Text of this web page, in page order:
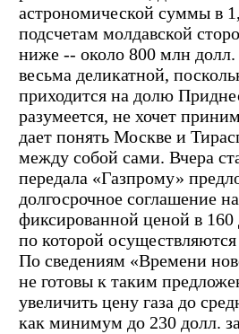
астрономической суммы в
подсчетам молдавской
ниже -- около 800 млн долл.
весьма деликатной,
приходится на долю
разумеется, не хочет
дает понять Москве и
между собой сами. Вчера
передала «Газпрому»
долгосрочное соглашение
фиксированной ценой в 160
по которой
По сведениям «Времени
не готовы к таким
увеличить цену газа до
как минимум до 230 долл.